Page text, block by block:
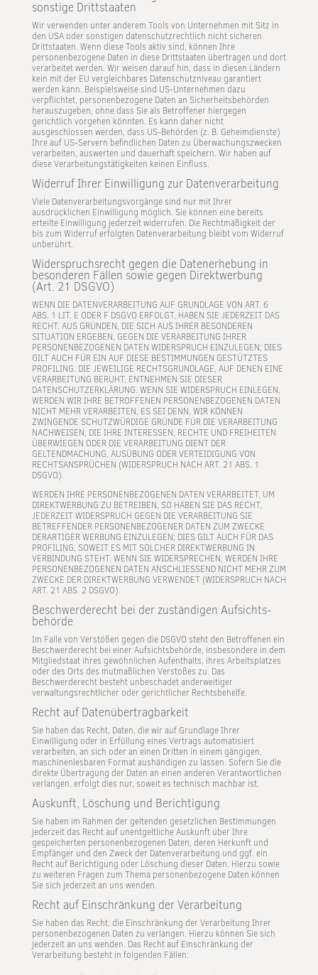
sonstige Drittstaaten
Wir verwenden unter anderem Tools von Unternehmen mit Sitz in
den USA oder sonstigen datenschutzrechtlich nicht sicheren
Drittstaaten. Wenn diese Tools aktiv sind, können Ihre
personenbezogene Daten in diese Drittstaaten übertragen und dort
verarbeitet werden. Wir weisen darauf hin, dass in diesen Ländern
kein mit der EU vergleichbares Datenschutzniveau garantiert
werden kann. Beispielsweise sind US-Unternehmen dazu
verpflichtet, personenbezogene Daten an Sicherheitsbehörden
herauszugeben, ohne dass Sie als Betroffener hiergegen
gerichtlich vorgehen könnten. Es kann daher nicht
ausgeschlossen werden, dass US-Behörden (z. B. Geheimdienste)
Ihre auf US-Servern befindlichen Daten zu Überwachungszwecken
verarbeiten, auswerten und dauerhaft speichern. Wir haben auf
diese Verarbeitungstätigkeiten keinen Einfluss.
Widerruf Ihrer Einwilligung zur Datenverarbeitung
Viele Datenverarbeitungsvorgänge sind nur mit Ihrer
ausdrücklichen Einwilligung möglich. Sie können eine bereits
erteilte Einwilligung jederzeit widerrufen. Die Rechtmäßigkeit der
bis zum Widerruf erfolgten Datenverarbeitung bleibt vom Widerruf
unberührt.
Widerspruchsrecht gegen die Datenerhebung in
besonderen Fällen sowie gegen Direktwerbung
(Art. 21 DSGVO)
WENN DIE DATENVERARBEITUNG AUF GRUNDLAGE VON ART. 6
ABS. 1 LIT. E ODER F DSGVO ERFOLGT, HABEN SIE JEDERZEIT DAS
RECHT, AUS GRÜNDEN, DIE SICH AUS IHRER BESONDEREN
SITUATION ERGEBEN, GEGEN DIE VERARBEITUNG IHRER
PERSONENBEZOGENEN DATEN WIDERSPRUCH EINZULEGEN; DIES
GILT AUCH FÜR EIN AUF DIESE BESTIMMUNGEN GESTÜTZTES
PROFILING. DIE JEWEILIGE RECHTSGRUNDLAGE, AUF DENEN EINE
VERARBEITUNG BERUHT, ENTNEHMEN SIE DIESER
DATENSCHUTZERKLÄRUNG. WENN SIE WIDERSPRUCH EINLEGEN,
WERDEN WIR IHRE BETROFFENEN PERSONENBEZOGENEN DATEN
NICHT MEHR VERARBEITEN, ES SEI DENN, WIR KÖNNEN
ZWINGENDE SCHUTZWÜRDIGE GRÜNDE FÜR DIE VERARBEITUNG
NACHWEISEN, DIE IHRE INTERESSEN, RECHTE UND FREIHEITEN
ÜBERWIEGEN ODER DIE VERARBEITUNG DIENT DER
GELTENDMACHUNG, AUSÜBUNG ODER VERTEIDIGUNG VON
RECHTSANSPRÜCHEN (WIDERSPRUCH NACH ART. 21 ABS. 1
DSGVO).
WERDEN IHRE PERSONENBEZOGENEN DATEN VERARBEITET, UM
DIREKTWERBUNG ZU BETREIBEN, SO HABEN SIE DAS RECHT,
JEDERZEIT WIDERSPRUCH GEGEN DIE VERARBEITUNG SIE
BETREFFENDER PERSONENBEZOGENER DATEN ZUM ZWECKE
DERARTIGER WERBUNG EINZULEGEN; DIES GILT AUCH FÜR DAS
PROFILING, SOWEIT ES MIT SOLCHER DIREKTWERBUNG IN
VERBINDUNG STEHT. WENN SIE WIDERSPRECHEN, WERDEN IHRE
PERSONENBEZOGENEN DATEN ANSCHLIESSEND NICHT MEHR ZUM
ZWECKE DER DIREKTWERBUNG VERWENDET (WIDERSPRUCH NACH
ART. 21 ABS. 2 DSGVO).
Beschwerde­recht bei der zuständigen Aufsichts­
behörde
Im Falle von Verstößen gegen die DSGVO steht den Betroffenen ein
Beschwerderecht bei einer Aufsichtsbehörde, insbesondere in dem
Mitgliedstaat ihres gewöhnlichen Aufenthalts, ihres Arbeitsplatzes
oder des Orts des mutmaßlichen Verstoßes zu. Das
Beschwerderecht besteht unbeschadet anderweitiger
verwaltungsrechtlicher oder gerichtlicher Rechtsbehelfe.
Recht auf Daten­übertrag­barkeit
Sie haben das Recht, Daten, die wir auf Grundlage Ihrer
Einwilligung oder in Erfüllung eines Vertrags automatisiert
verarbeiten, an sich oder an einen Dritten in einem gängigen,
maschinenlesbaren Format aushändigen zu lassen. Sofern Sie die
direkte Übertragung der Daten an einen anderen Verantwortlichen
verlangen, erfolgt dies nur, soweit es technisch machbar ist.
Auskunft, Löschung und Berichtigung
Sie haben im Rahmen der geltenden gesetzlichen Bestimmungen
jederzeit das Recht auf unentgeltliche Auskunft über Ihre
gespeicherten personenbezogenen Daten, deren Herkunft und
Empfänger und den Zweck der Datenverarbeitung und ggf. ein
Recht auf Berichtigung oder Löschung dieser Daten. Hierzu sowie
zu weiteren Fragen zum Thema personenbezogene Daten können
Sie sich jederzeit an uns wenden.
Recht auf Einschränkung der Verarbeitung
Sie haben das Recht, die Einschränkung der Verarbeitung Ihrer
personenbezogenen Daten zu verlangen. Hierzu können Sie sich
jederzeit an uns wenden. Das Recht auf Einschränkung der
Verarbeitung besteht in folgenden Fällen: